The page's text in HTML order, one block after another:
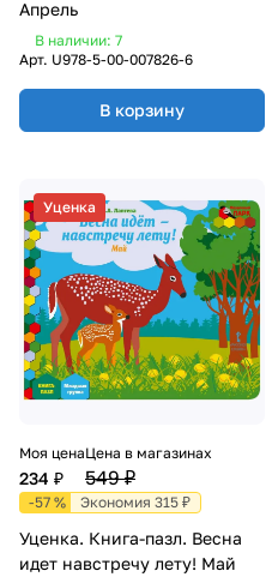
Апрель
В наличии: 7
Арт. U978-5-00-007826-6
В корзину
Уценка
Моя цена
234 ₽
Цена в магазинах
549 ₽
-57 % Экономия 315 ₽
Уценка. Книга-пазл. Весна
идет навстречу лету! Май